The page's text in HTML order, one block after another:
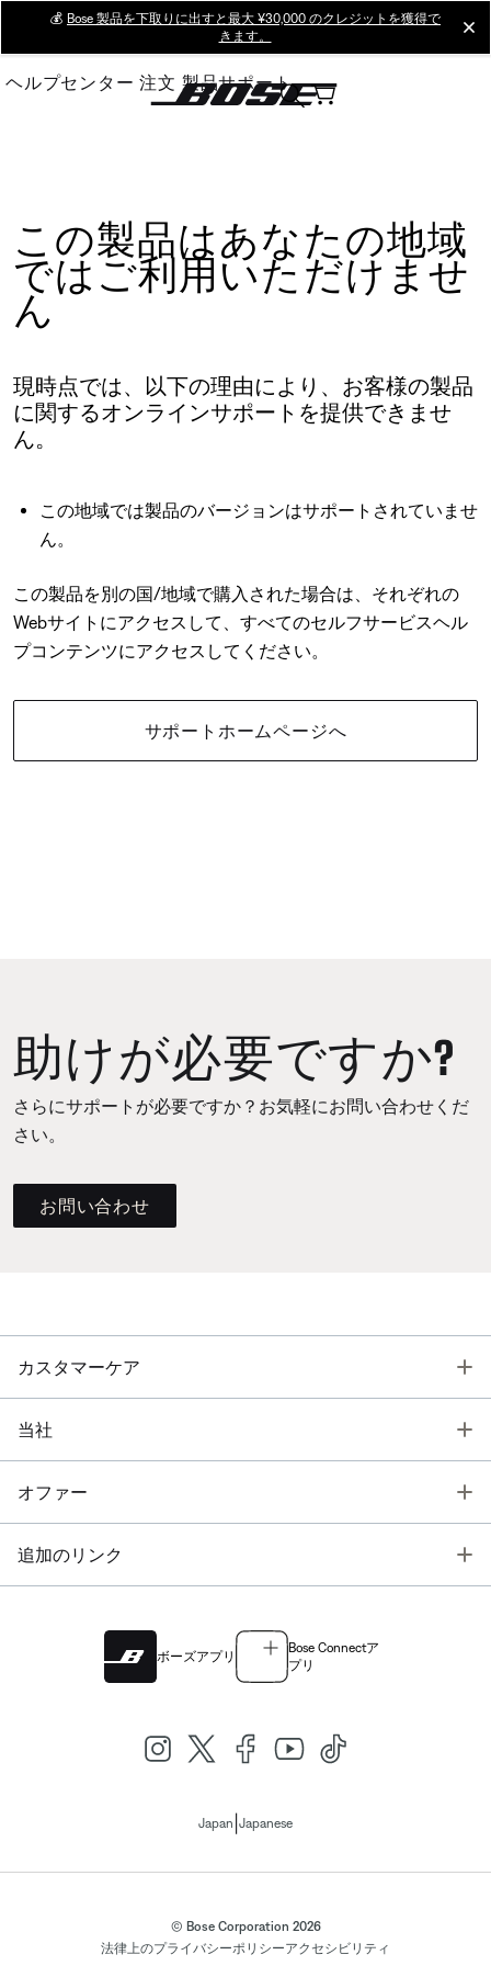
Main
💰 Bose 製品を下取りに出すと最大 ¥30,000 のクレジットを獲得で
きます。
ヘルプセンター 注文 製品サポート
この製品はあなたの地域
ではご利用いただけませ
ん
現時点では、以下の理由により、お客様の製品
に関するオンラインサポートを提供できませ
ん。
この地域では製品のバージョンはサポートされていませ
ん。
この製品を別の国/地域で購入された場合は、それぞれの
Webサイトにアクセスして、すべてのセルフサービスヘル
プコンテンツにアクセスしてください。
サポートホームページへ
助けが必要ですか?
さらにサポートが必要ですか？お気軽にお問い合わせくだ
さい。
お問い合わせ
カスタマーケア
当社
オファー
追加のリンク
ボーズアプリ
Bose Connectア
プリ
Japan Japanese
© Bose Corporation 2026
法律上のプライバシーポリシーアクセシビリティ